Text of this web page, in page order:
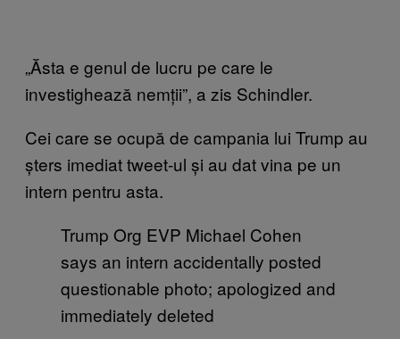
„Ăsta e genul de lucru pe care le
investighează nemții”, a zis Schindler.
Cei care se ocupă de campania lui Trump au
șters imediat tweet-ul și au dat vina pe un
intern pentru asta.
Trump Org EVP Michael Cohen
says an intern accidentally posted
questionable photo; apologized and
immediately deleted